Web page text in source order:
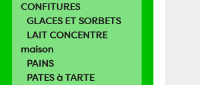
CONFITURES
GLACES ET SORBETS
LAIT CONCENTRE
maison
PAINS
PATES à TARTE